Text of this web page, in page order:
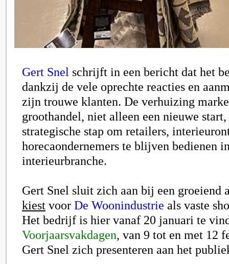
Gert Snel schrijft in een bericht dat het
dankzij de vele oprechte reacties en
zijn trouwe klanten. De verhuizing
groothandel, niet alleen een nieuwe
strategische stap om retailers,
horecaondernemers te blijven bedienen
interieurbranche.
Gert Snel sluit zich aan bij een groeiend
kiest voor De Woonindustrie als vaste
Het bedrijf is hier vanaf 20 januari te
Voorjaarsvakdagen, van 9 tot en met 12
Gert Snel zich presenteren aan het